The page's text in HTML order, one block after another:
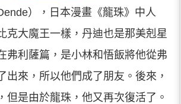
），日本漫畫《龍珠》中人
克大魔王一樣，丹迪也是那美剋星
弗利薩篇，是小林和悟飯將他從弗
出來，所以他們成了朋友。後來，
但是由於龍珠，他又再次復活了。